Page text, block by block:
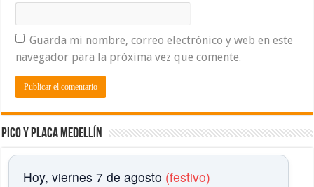
Guarda mi nombre, correo electrónico y web en este
navegador para la próxima vez que comente.
Pico y placa Medellín
Hoy, viernes 7 de agosto (festivo)